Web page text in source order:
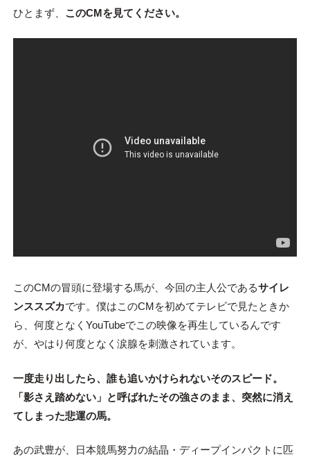
ひとまず、 このCMを見てください。
このCMの冒頭に登場する馬が、今回の主人公であるサイレ
ンススズカです。僕はこのCMを初めてテレビで見たときか
ら、何度となくYouTubeでこの映像を再生しているんです
が、やはり何度となく涙腺を刺激されています。
一度走り出したら、誰も追いかけられないそのスピード。
「影さえ踏めない」と呼ばれたその強さのまま、突然に消え
てしまった悲運の馬。
あの武豊が、日本競馬努力の結晶・ディープインパクトに匹